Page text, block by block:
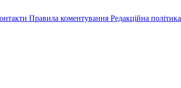
Правила коментування Редакційна політика